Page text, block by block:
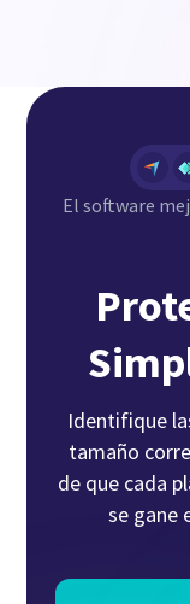
El software
Identifique
tamaño
de que cada
se gane